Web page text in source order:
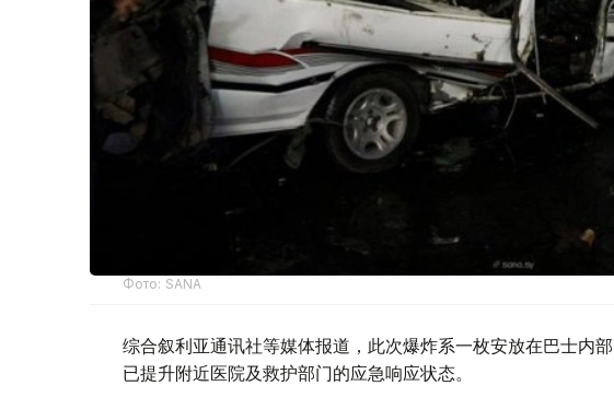
Фото: SANA
综合叙利亚通讯社等媒体报道，此次爆炸系一枚安放在巴士内
已提升附近医院及救护部门的应急响应状态。